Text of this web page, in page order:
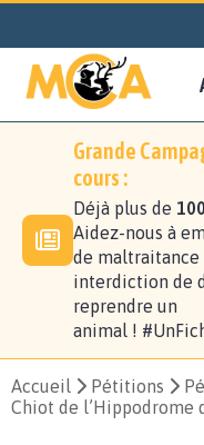
Grande
cours :
Déjà plus de
Aidez-nous à
de maltraitance
interdiction de
reprendre un
animal !
Accueil Pétitions
Chiot de l’Hippodrome